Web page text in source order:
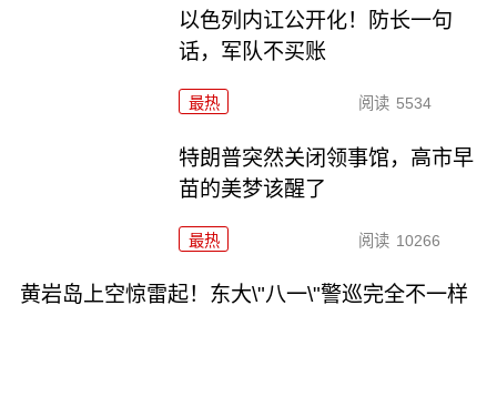
以色列内讧公开化！防长一句
话，军队不买账
最热 阅读 5534
特朗普突然关闭领事馆，高市早
苗的美梦该醒了
最热 阅读 10266
黄岩岛上空惊雷起！东大\"八一\"警巡完全不一样